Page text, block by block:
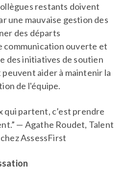
restants doivent
une mauvaise gestion des
des départs
communication ouverte et
des initiatives de soutien
aider à maintenir la
de l'équipe.
qui partent, c’est prendre
— Agathe Roudet, Talent
AssessFirst